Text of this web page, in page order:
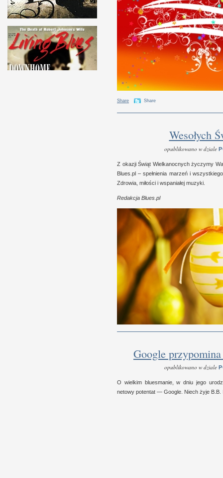
Share Share
Wesołych
opublikowano w dziale
Z okazji Świąt Wiel­kanoc­nych życzymy
Blues​.pl – speł­nienia marzeń i w
Zdrowia, miło­ści i wspaniałej muzyki.
Redak­cja Blues​.pl
Google
opublikowano w dziale
O wiel­kim bluesmanie,w dniu jego
netowy poten­tat — Google. Niech żyje B.B.